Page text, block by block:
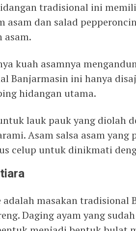
tradisional ini
asam dan salad
asam.
kuah asamnya
Banjarmasin ini hanya
hidangan utama.
lauk pauk yang diolah
Asam salsa asam yang
celup untuk dinikmati
adalah masakan
Daging ayam yang